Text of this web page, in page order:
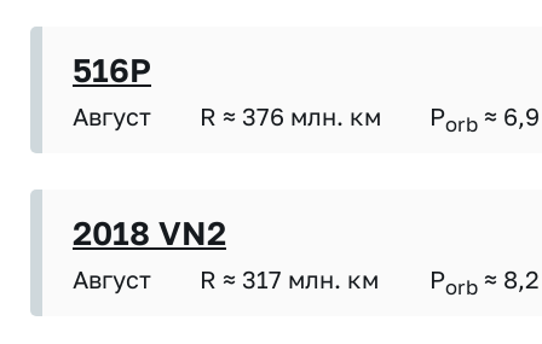
516P
Август R ≈ 376 млн. км Porb ≈ 6,9
2018 VN2
Август R ≈ 317 млн. км Porb ≈ 8,2